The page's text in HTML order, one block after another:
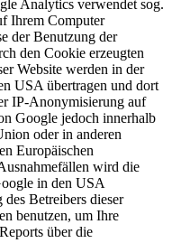
Analytics verwendet sog.
Ihrem Computer
der Benutzung der
den Cookie erzeugten
Website werden in der
USA übertragen und dort
IP-Anonymisierung auf
Google jedoch innerhalb
oder in anderen
Europäischen
wird die
in den USA
Betreibers dieser
benutzen, um Ihre
über die